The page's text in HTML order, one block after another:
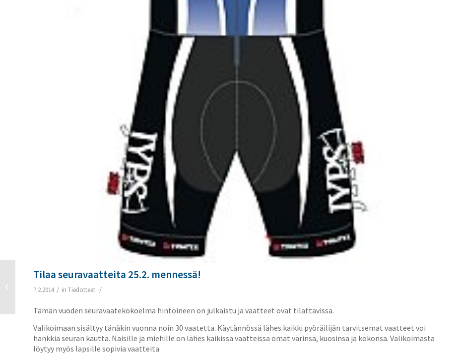
Tilaa seuravaatteita 25.2. mennessä!
7.2.2014 / in Tiedotteet /
Tämän vuoden seuravaatekokoelma hintoineen on julkaistu ja vaatteet ovat tilattavissa.
Valikoimaan sisältyy tänäkin vuonna noin 30 vaatetta. Käytännössä lähes kaikki pyöräilijän tarvitsemat vaatteet voi
hankkia seuran kautta. Naisille ja miehille on lähes kaikissa vaatteissa omat värinsä, kuosinsa ja kokonsa. Valikoimasta
löytyy myös lapsille sopivia vaatteita.
Muistutus Ryytipolun ja
Sulkulantien